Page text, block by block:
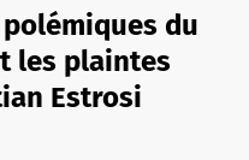
du
les plaintes
Estrosi